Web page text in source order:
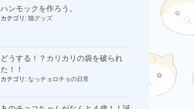
ハンモックを作ろう。
カテゴリ: 猫グッズ
どうする！？カリカリの袋を破られ
た！！
カテゴリ: なっチョロチョの日常